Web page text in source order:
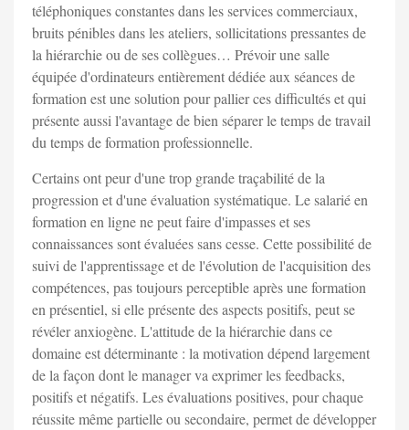
téléphoniques constantes dans les services commerciaux,
bruits pénibles dans les ateliers, sollicitations pressantes de
la hiérarchie ou de ses collègues… Prévoir une salle
équipée d'ordinateurs entièrement dédiée aux séances de
formation est une solution pour pallier ces difficultés et qui
présente aussi l'avantage de bien séparer le temps de travail
du temps de formation professionnelle.
Certains ont peur d'une trop grande traçabilité de la
progression et d'une évaluation systématique. Le salarié en
formation en ligne ne peut faire d'impasses et ses
connaissances sont évaluées sans cesse. Cette possibilité de
suivi de l'apprentissage et de l'évolution de l'acquisition des
compétences, pas toujours perceptible après une formation
en présentiel, si elle présente des aspects positifs, peut se
révéler anxiogène. L'attitude de la hiérarchie dans ce
domaine est déterminante : la motivation dépend largement
de la façon dont le manager va exprimer les feedbacks,
positifs et négatifs. Les évaluations positives, pour chaque
réussite même partielle ou secondaire, permet de développer